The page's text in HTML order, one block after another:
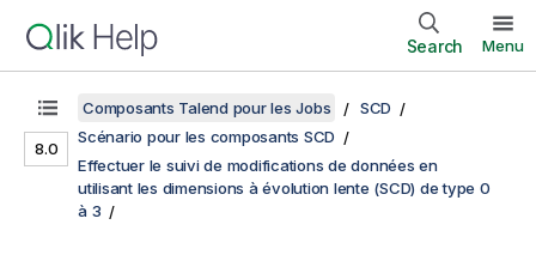
Search Menu
8.0
Composants Talend pour les Jobs
SCD
Scénario pour les composants SCD
Effectuer le suivi de modifications de données en
utilisant les dimensions à évolution lente (SCD) de type 0
à 3